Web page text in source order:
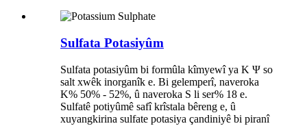
Sulfata Potasiyûm
Sulfata potasiyûm bi formûla kîmyewî ya K Ψ so
salt xwêk inorganîk e. Bi gelemperî, naveroka
K% 50% - 52%, û naveroka S li ser% 18 e.
Sulfatê potiyûmê safî krîstala bêreng e, û
xuyangkirina sulfate potasiya çandiniyê bi piranî